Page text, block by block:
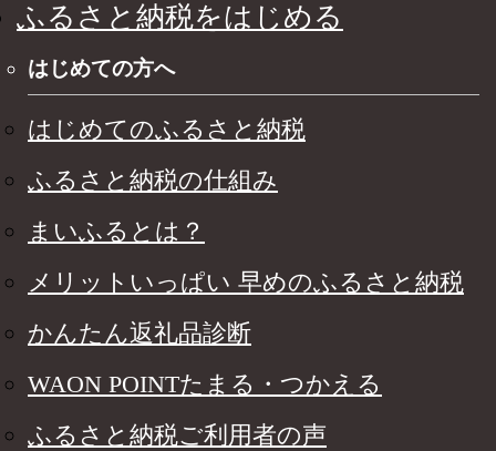
ふるさと納税をはじめる
はじめての方へ
はじめてのふるさと納税
ふるさと納税の仕組み
まいふるとは？
メリットいっぱい 早めのふるさと納税
かんたん返礼品診断
WAON POINTたまる・つかえる
ふるさと納税ご利用者の声